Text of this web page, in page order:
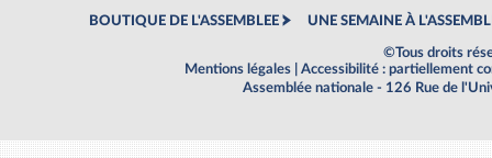
BOUTIQUE DE L'ASSEMBLEE UNE SEMAINE À
©Tous droits
Mentions légales
Accessibilité : partiellement
Assemblée nationale - 126 Rue de